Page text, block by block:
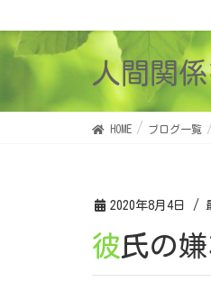
人間関
HOME ブログ一覧
2020年8月4日 /
彼氏